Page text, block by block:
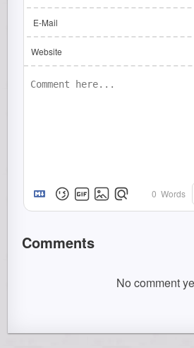
E-Mail
Website
0 Words
Comments
No comment